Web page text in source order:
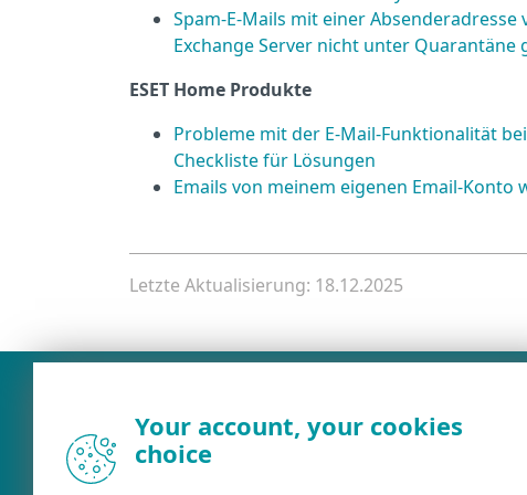
Spam-E-Mails mit einer
Exchange Server nicht unter Quarantäne
ESET Home Produkte
Probleme mit der E-Mail-Funktionalität
Checkliste für Lösungen
Emails von meinem eigenen Email-
Letzte Aktualisierung: 18.12.2025
Your account, your cookies
choice